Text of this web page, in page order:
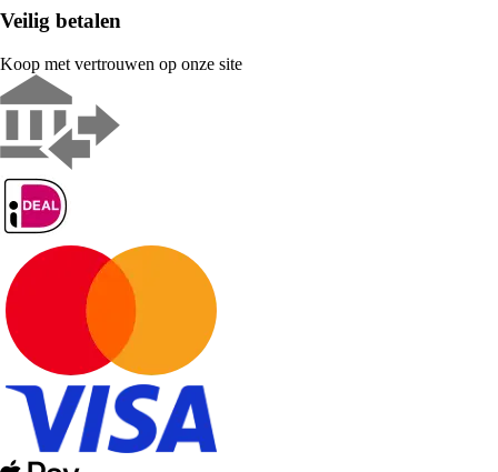
Veilig betalen
Koop met vertrouwen op onze site